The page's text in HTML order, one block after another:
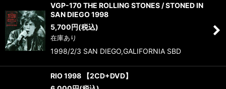
VGP-170 THE ROLLING STONES / STONED IN
SAN DIEGO 1998
5,700円(税込)
在庫あり
1998/2/3 SAN DIEGO,GALIFORNIA SBD
RIO 1998 【2CD+DVD】